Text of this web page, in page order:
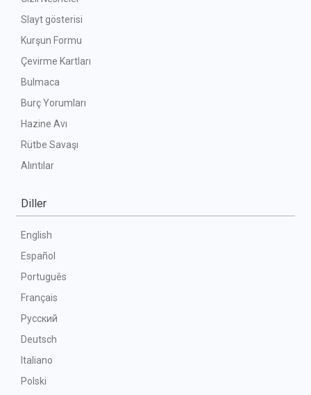
Slayt gösterisi
Kurşun Formu
Çevirme Kartları
Bulmaca
Burç Yorumları
Hazine Avı
Rütbe Savaşı
Alıntılar
Diller
English
Español
Português
Français
Русский
Deutsch
Italiano
Polski